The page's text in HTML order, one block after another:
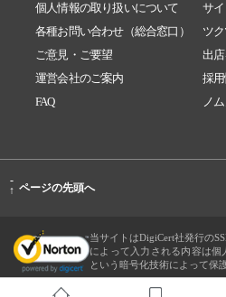
個人情報の取り扱いについて
サ
各種お問い合わせ（総合窓口）
ツ
ご意見・ご要望
出
運営会社のご案内
採
FAQ
ノ
-
↑ ページの先頭へ
当サイトはDigiCert社発行の
によって入力される内容は個
という暗号化技術によって保